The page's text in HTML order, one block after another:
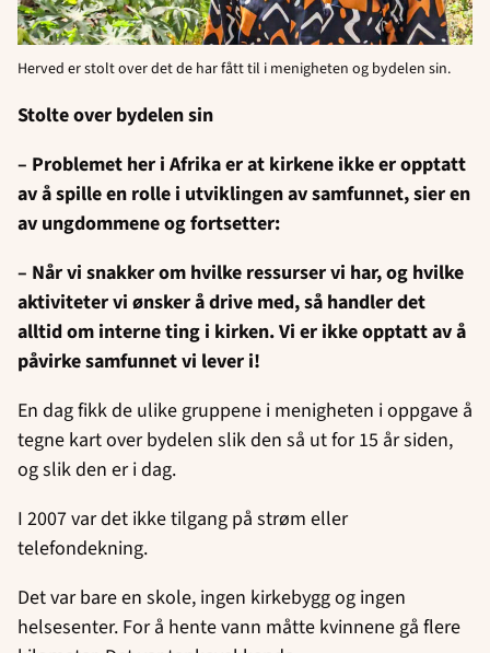
Herved er stolt over det de har fått til i menigheten og bydelen sin.
Stolte over bydelen sin
– Problemet her i Afrika er at kirkene ikke er opptatt
av å spille en rolle i utviklingen av samfunnet, sier en
av ungdommene og fortsetter:
– Når vi snakker om hvilke ressurser vi har, og hvilke
aktiviteter vi ønsker å drive med, så handler det
alltid om interne ting i kirken. Vi er ikke opptatt av å
påvirke samfunnet vi lever i!
En dag fikk de ulike gruppene i menigheten i oppgave å
tegne kart over bydelen slik den så ut for 15 år siden,
og slik den er i dag.
I 2007 var det ikke tilgang på strøm eller
telefondekning.
Det var bare en skole, ingen kirkebygg og ingen
helsesenter. For å hente vann måtte kvinnene gå flere